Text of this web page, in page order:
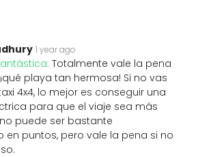
1 year ago
Totalmente vale la pena
playa tan hermosa! Si no vas
4x4, lo mejor es conseguir una
para que el viaje sea más
puede ser bastante
en puntos, pero vale la pena si no